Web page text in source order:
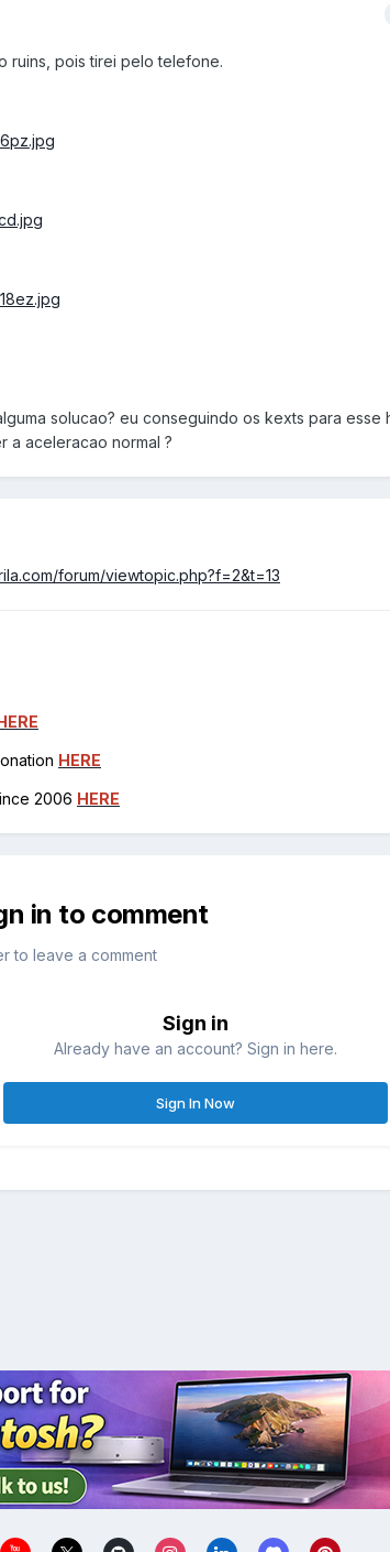
ruins, pois tirei pelo telefone.
solucao? eu conseguindo os kexts para esse
a aceleracao normal ?
forum/viewtopic.php?f=2&t=13
HERE
2006 HERE
in to comment
to leave a comment
Sign in
Already have an account? Sign in here.
Sign In Now